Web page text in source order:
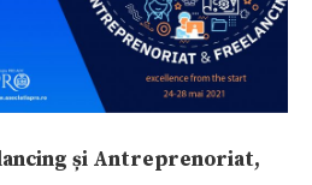
și Antreprenoriat,